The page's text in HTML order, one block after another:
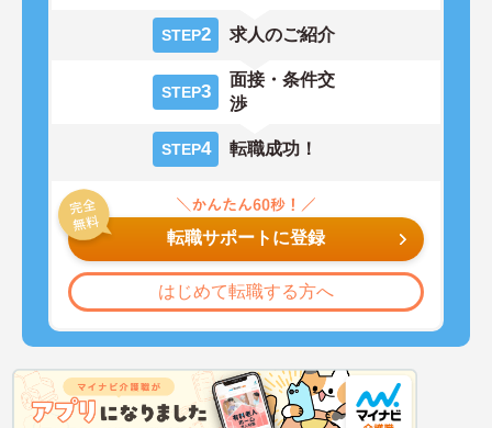
STEP2 求人のご紹介
STEP3
面接・条件交
渉
STEP4 転職成功！
転職サポートに登録
はじめて転職する方へ